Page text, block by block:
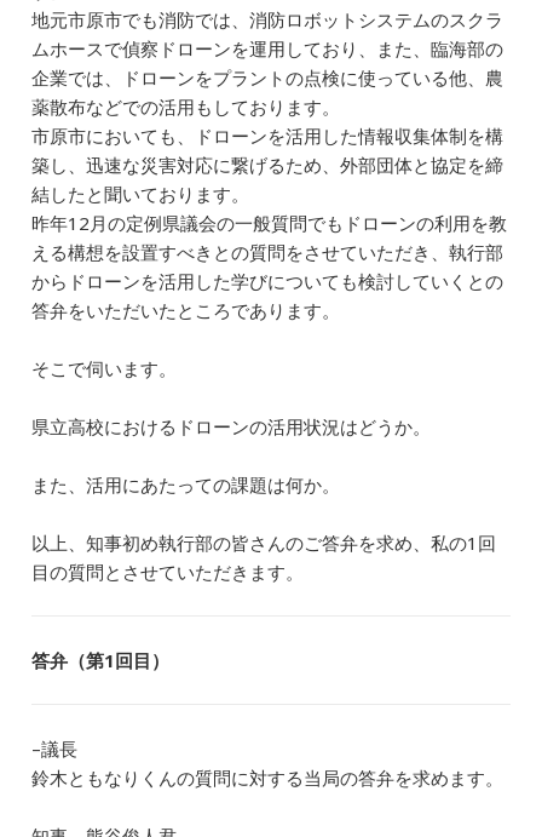
地元市原市でも消防では、消防ロボットシステムのスクラ
ムホースで偵察ドローンを運用しており、また、臨海部の
企業では、ドローンをプラントの点検に使っている他、農
薬散布などでの活用もしております。
市原市においても、ドローンを活用した情報収集体制を構
築し、迅速な災害対応に繋げるため、外部団体と協定を締
結したと聞いております。
昨年12月の定例県議会の一般質問でもドローンの利用を教
える構想を設置すべきとの質問をさせていただき、執行部
からドローンを活用した学びについても検討していくとの
答弁をいただいたところであります。
そこで伺います。
県立高校におけるドローンの活用状況はどうか。
また、活用にあたっての課題は何か。
以上、知事初め執行部の皆さんのご答弁を求め、私の1回
目の質問とさせていただきます。
答弁（第1回目）
–議長
鈴木ともなりくんの質問に対する当局の答弁を求めます。